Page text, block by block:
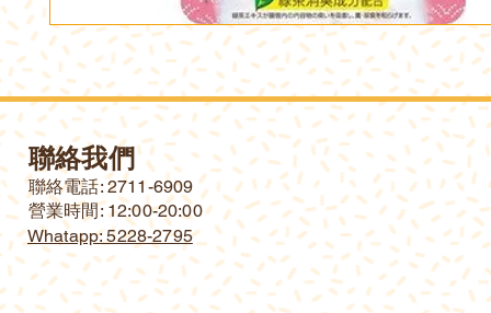
聯絡我們
​聯絡電話: 2711-6909
營業時間: 12:00-20:00
Whatapp: 5228-2795